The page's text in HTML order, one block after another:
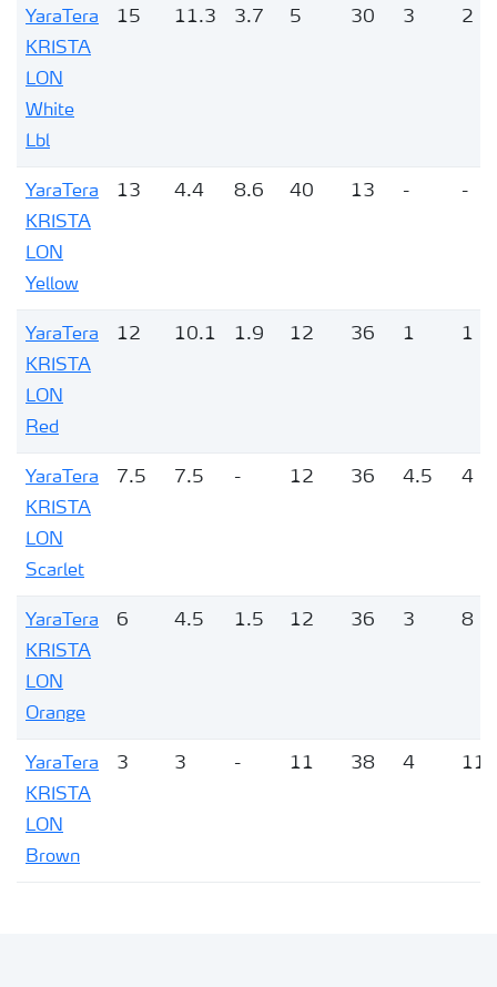
YaraTera
KRISTA
LON
White
Lbl
15 11.3 3.7 5 30 3 2
YaraTera
KRISTA
LON
Yellow
13 4.4 8.6 40 13 - -
YaraTera
KRISTA
LON
Red
12 10.1 1.9 12 36 1 1
YaraTera
KRISTA
LON
Scarlet
7.5 7.5 - 12 36 4.5 4
YaraTera
KRISTA
LON
Orange
6 4.5 1.5 12 36 3 8
YaraTera
KRISTA
LON
Brown
3 3 - 11 38 4 11